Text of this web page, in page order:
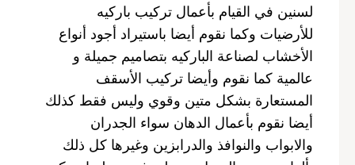
لسنين في القيام بأعمال تركيب باركيه
للأرضيات وكما نقوم أيضا باستيراد أجود أنواع
الأخشاب لصناعة الباركيه بتصاميم جميلة و
عالمية كما نقوم وأيضا تركيب الأسقف
المستعارة بشكل متين وقوي وليس فقط كذلك
أيضا نقوم بأعمال الدهان سواء الجدران
والابواب والنوافذ والدرابزين وغيرها كل ذلك